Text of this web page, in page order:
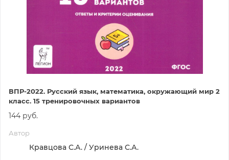
ВПР-2022. Русский язык, математика, окружающий мир 2
класс. 15 тренировочных вариантов
144 руб.
Автор
Кравцова С.А. / Уринева С.А.